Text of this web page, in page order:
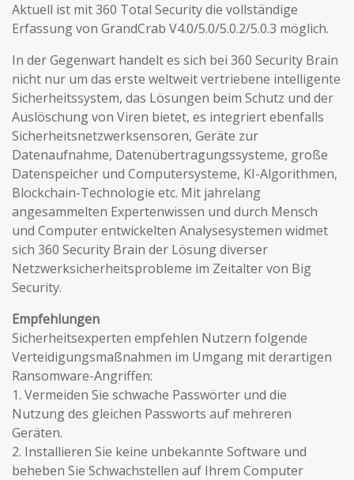
Aktuell ist mit 360 Total Security die vollständige
Erfassung von GrandCrab V4.0/5.0/5.0.2/5.0.3 möglich.
In der Gegenwart handelt es sich bei 360 Security Brain
nicht nur um das erste weltweit vertriebene intelligente
Sicherheitssystem, das Lösungen beim Schutz und der
Auslöschung von Viren bietet, es integriert ebenfalls
Sicherheitsnetzwerksensoren, Geräte zur
Datenaufnahme, Datenübertragungssysteme, große
Datenspeicher und Computersysteme, KI-Algorithmen,
Blockchain-Technologie etc. Mit jahrelang
angesammelten Expertenwissen und durch Mensch
und Computer entwickelten Analysesystemen widmet
sich 360 Security Brain der Lösung diverser
Netzwerksicherheitsprobleme im Zeitalter von Big
Security.
Empfehlungen
Sicherheitsexperten empfehlen Nutzern folgende
Verteidigungsmaßnahmen im Umgang mit derartigen
Ransomware-Angriffen:
1. Vermeiden Sie schwache Passwörter und die
Nutzung des gleichen Passworts auf mehreren
Geräten.
2. Installieren Sie keine unbekannte Software und
beheben Sie Schwachstellen auf Ihrem Computer